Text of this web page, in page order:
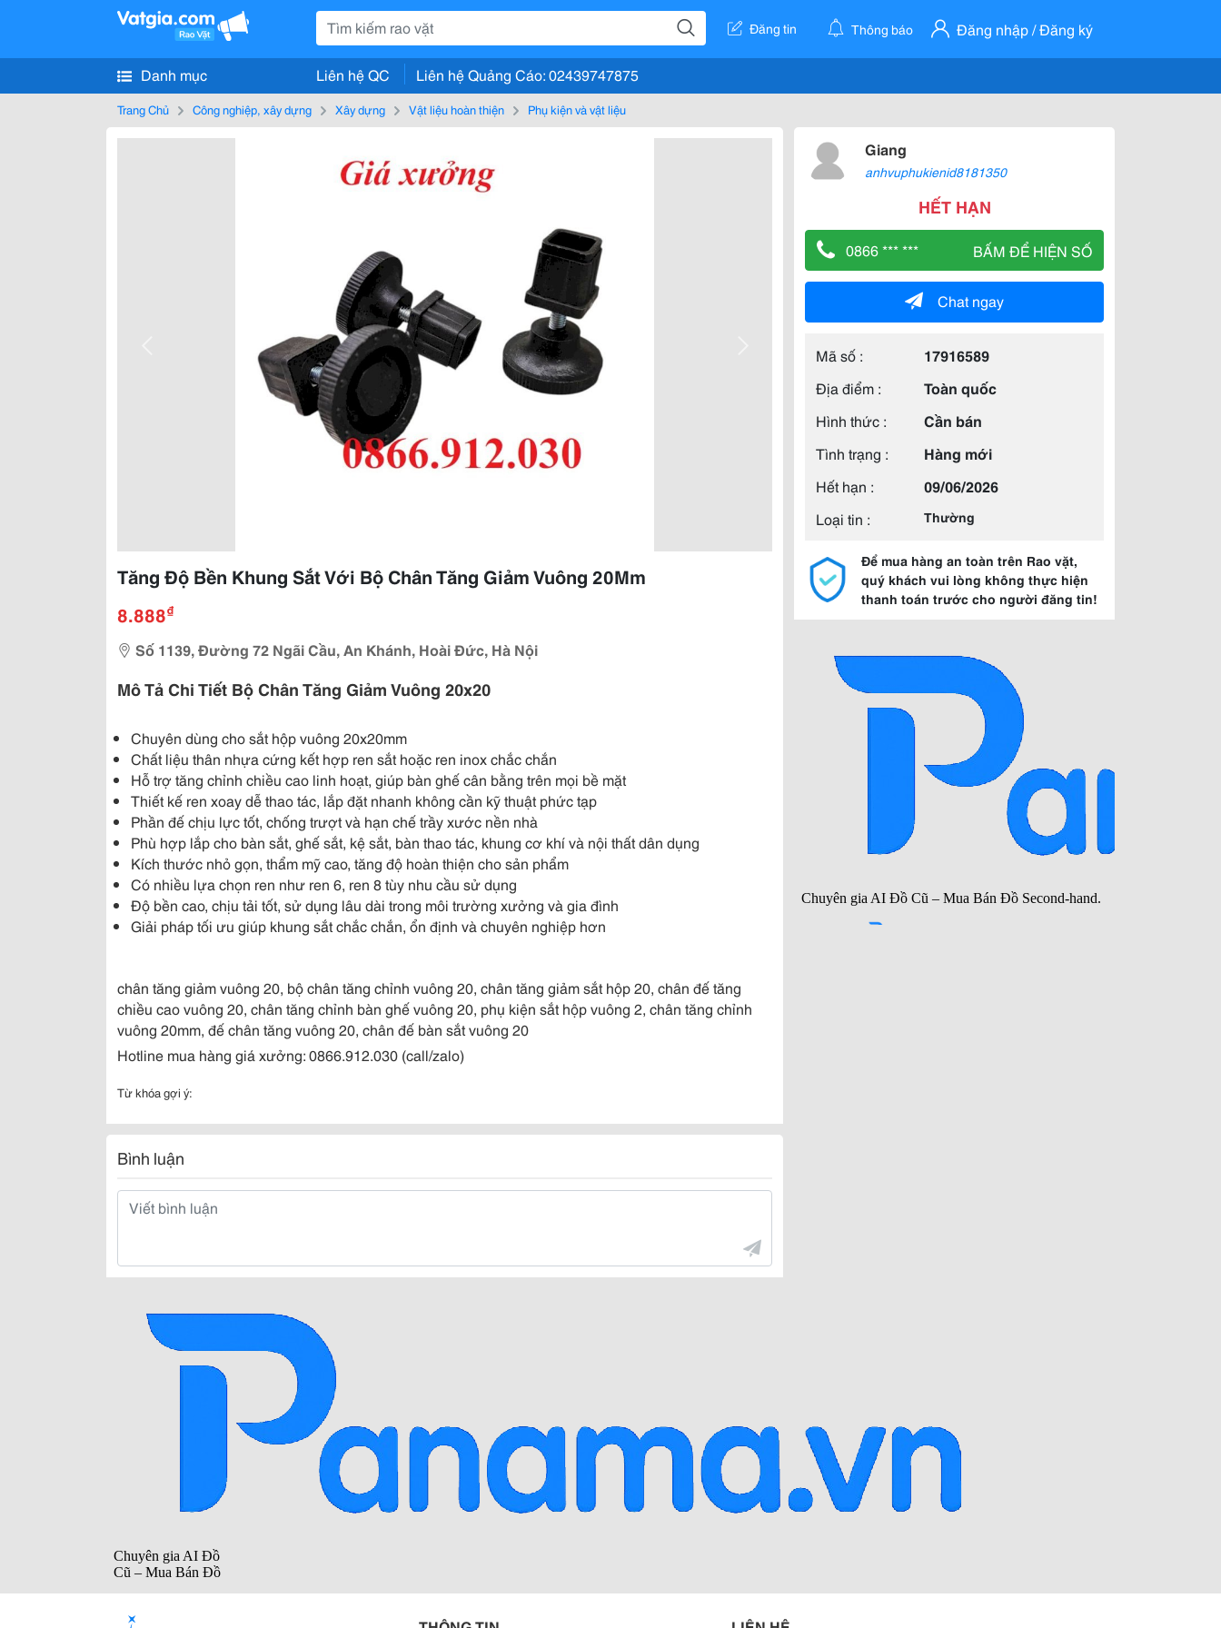
Đăng tin Thông báo Đăng nhập / Đăng ký
Danh mục Liên hệ QC Liên hệ Quảng Cáo: 02439747875
Trang Chủ Công nghiệp, xây dựng Xây dựng Vật liệu hoàn thiện Phụ kiện và vật liệu
Tăng Độ Bền Khung Sắt Với Bộ Chân Tăng Giảm Vuông 20Mm
8.888₫
Số 1139, Đường 72 Ngãi Cầu, An Khánh, Hoài Đức, Hà Nội
Mô Tả Chi Tiết Bộ Chân Tăng Giảm Vuông 20x20
Chuyên dùng cho sắt hộp vuông 20x20mm
Chất liệu thân nhựa cứng kết hợp ren sắt hoặc ren inox chắc chắn
Hỗ trợ tăng chỉnh chiều cao linh hoạt, giúp bàn ghế cân bằng trên mọi bề mặt
Thiết kế ren xoay dễ thao tác, lắp đặt nhanh không cần kỹ thuật phức tạp
Phần đế chịu lực tốt, chống trượt và hạn chế trầy xước nền nhà
Phù hợp lắp cho bàn sắt, ghế sắt, kệ sắt, bàn thao tác, khung cơ khí và nội thất dân dụng
Kích thước nhỏ gọn, thẩm mỹ cao, tăng độ hoàn thiện cho sản phẩm
Có nhiều lựa chọn ren như ren 6, ren 8 tùy nhu cầu sử dụng
Độ bền cao, chịu tải tốt, sử dụng lâu dài trong môi trường xưởng và gia đình
Giải pháp tối ưu giúp khung sắt chắc chắn, ổn định và chuyên nghiệp hơn
chân tăng giảm vuông 20, bộ chân tăng chỉnh vuông 20, chân tăng giảm sắt hộp 20, chân đế tăng
chiều cao vuông 20, chân tăng chỉnh bàn ghế vuông 20, phụ kiện sắt hộp vuông 2, chân tăng chỉnh
vuông 20mm, đế chân tăng vuông 20, chân đế bàn sắt vuông 20
Hotline mua hàng giá xưởng: 0866.912.030 (call/zalo)
Từ khóa gợi ý:
Bình luận
Giang
anhvuphukienid8181350
HẾT HẠN
0866 *** *** BẤM ĐỂ HIỆN SỐ
Chat ngay
Mã số :
17916589
Địa điểm :
Toàn quốc
Hình thức :
Cần bán
Tình trạng :
Hàng mới
Hết hạn :
09/06/2026
Loại tin :
Thường
Để mua hàng an toàn trên Rao vặt,
quý khách vui lòng không thực hiện
thanh toán trước cho người đăng tin!